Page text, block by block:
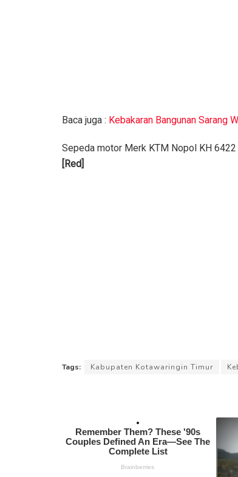
Baca juga : Kebakaran Bangunan Sarang
Sepeda motor Merk KTM Nopol KH 6422
[Red]
Tags: Kabupaten Kotawaringin Timur